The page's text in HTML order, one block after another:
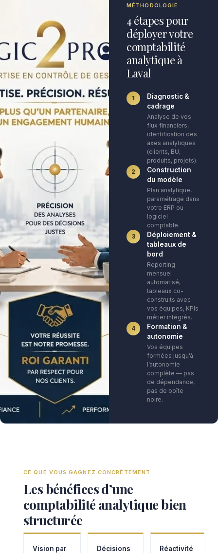
MÉTHODOLOGIE
4 étapes pour
déployer votre
comptabilité
analytique à
Laval
1
Diagnostic &
cadrage
Analyse de vos
flux financiers,
identification des
axes analytiques
(clients, BU,
produits, projets).
2
Construction
du modèle
Plan analytique,
paramétrage dans
votre ERP ou
logiciel
comptable.
3
Déploiement &
tableaux de
bord
Reporting
mensuel
automatisé,
tableaux co-
construits avec
vos équipes, KPIs
métier intégrés.
4
Formation &
autonomie
Vos équipes
formées jusqu’à
l’autonomie
complète — pas
de dépendance,
pas de boîte
noire.
CE QUE VOUS GAGNEZ CONCRÈTEMENT
Les bénéfices d’une
comptabilité analytique bien
structurée
Vision par
Décisions
Réactivité